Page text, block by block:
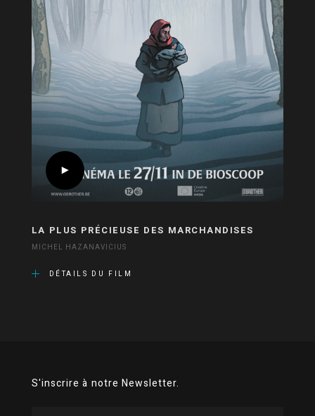
LA PLUS PRÉCIEUSE DES MARCHANDISES
MICHEL HAZANAVICIUS
DÉTAILS DU FILM
S'inscrire à notre Newsletter.